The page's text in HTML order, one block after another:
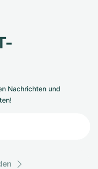
Nachrichten und